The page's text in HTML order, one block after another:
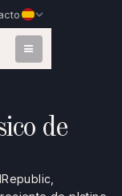
de